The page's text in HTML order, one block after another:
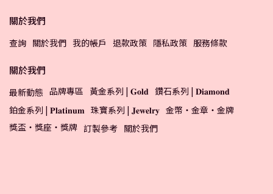
關於我們
查詢 關於我們 我的帳戶 退款政策 隱私政策 服務條款
關於我們
最新動態 品牌專區 黃金系列 | 𝐆𝐨𝐥𝐝 鑽石系列 | 𝐃𝐢𝐚𝐦𝐨𝐧𝐝
鉑金系列 | 𝐏𝐥𝐚𝐭𝐢𝐧𝐮𝐦 珠寶系列 | 𝐉𝐞𝐰𝐞𝐥𝐫𝐲 金幣・金章・金牌
獎盃・獎座・獎牌 訂製參考 關於我們